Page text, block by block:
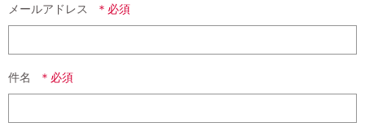
メールアドレス
件名